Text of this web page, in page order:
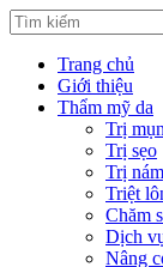
Trang chủ
Giới thiệu
Thẩm mỹ da
Trị mụn
Trị sẹo
Trị
Triệt
Chăm
Dịch
Nâng